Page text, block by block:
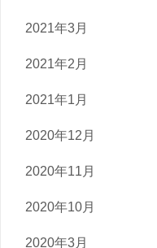
2021年3月
2021年2月
2021年1月
2020年12月
2020年11月
2020年10月
2020年3月